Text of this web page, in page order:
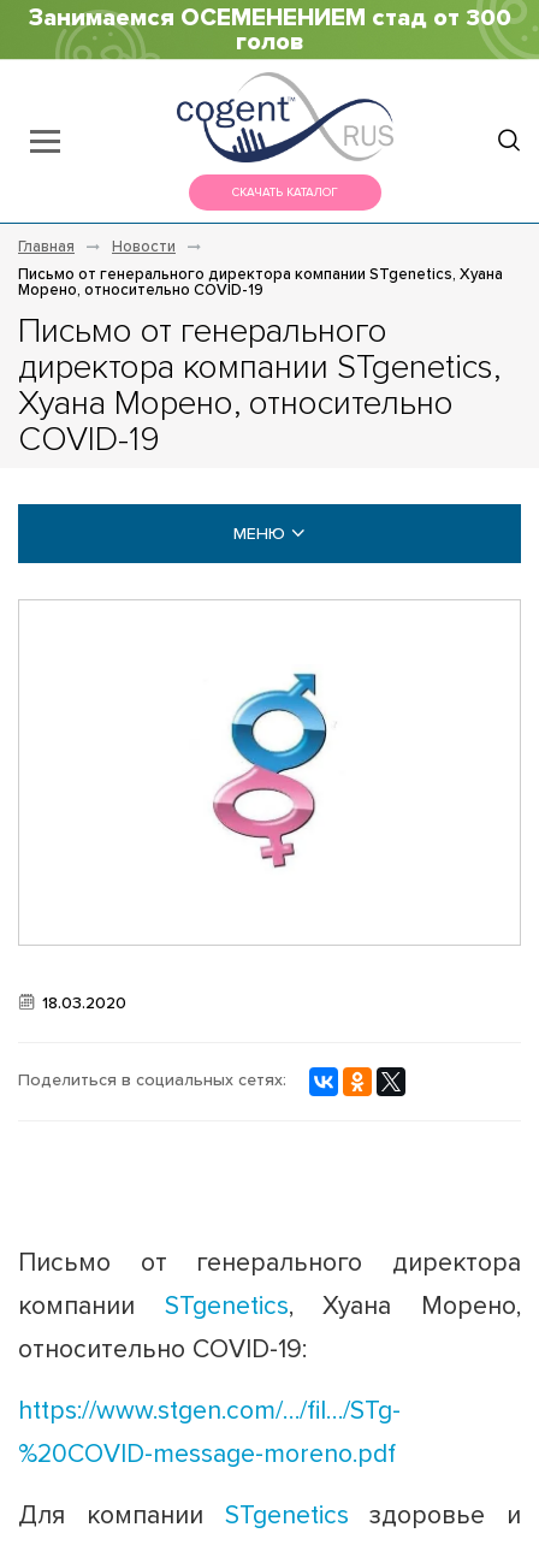
Занимаемся ОСЕМЕНЕНИЕМ стад от 300
голов
СКАЧАТЬ КАТАЛОГ
Главная
Новости
Письмо от генерального директора компании STgenetics, Хуана
Морено, относительно COVID-19
Письмо от генерального
директора компании STgenetics,
Хуана Морено, относительно
COVID-19
МЕНЮ
18.03.2020
Поделиться в социальных сетях:
Письмо от генерального директора
компании STgenetics, Хуана Морено,
относительно COVID-19:
https://www.stgen.com/…/fil…/STg-
%20COVID-message-moreno.pdf
Для компании STgenetics здоровье и